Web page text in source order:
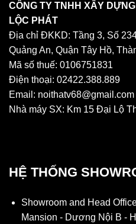
CÔNG TY TNHH XÂY
LỘC PHÁT
Địa chỉ ĐKKD: Tầng 3, Số
Quảng An, Quận Tây Hồ,
Mã số thuế: 0106751831
Điện thoại: 02422.388.889
Email: noithatv68@gmail.com
Nhà máy SX: Km 15 Đại Lộ
HỆ THỐNG
Showroom and Head
Mansion - Dương Nội B -